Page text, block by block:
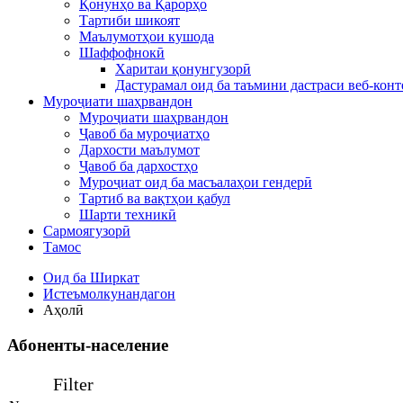
Қонунҳо ва Қарорҳо
Тартиби шикоят
Маълумотҳои кушода
Шаффофнокӣ
Харитаи қонунгузорӣ
Дастурамал оид ба таъмини дастраси веб-
Муроҷиати шаҳрвандон
Муроҷиати шаҳрвандон
Ҷавоб ба муроҷиатҳо
Дархости маълумот
Ҷавоб ба дархостҳо
Муроҷиат оид ба масъалаҳои гендерӣ
Тартиб ва вақтҳои қабул
Шарти техникӣ
Сармоягузорӣ
Тамос
Оид ба Ширкат
Истеъмолкунандагон
Аҳолӣ
Абоненты-население
Filter